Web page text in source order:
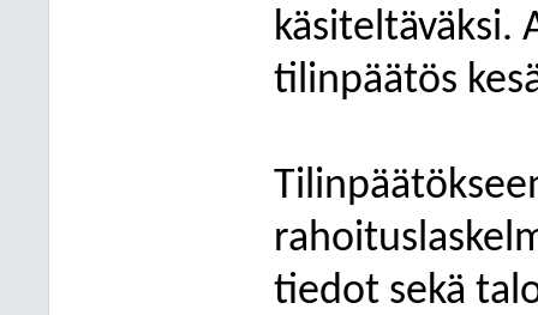
käsiteltäväksi.
tilinpäätös
tiedot sekä